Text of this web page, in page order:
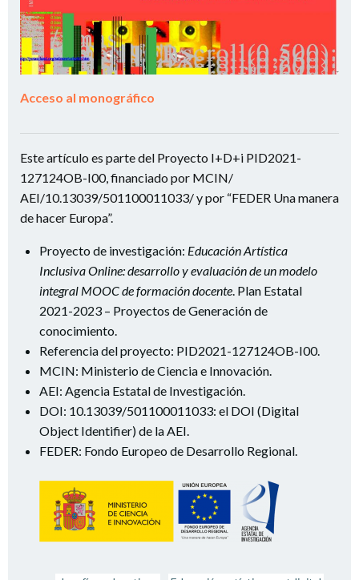
Acceso al monográfico
Este artículo es parte del Proyecto I+D+i PID2021-
127124OB-I00, financiado por MCIN/
AEI/10.13039/501100011033/ y por “FEDER Una manera
de hacer Europa”.
Proyecto de investigación: Educación Artística
Inclusiva Online: desarrollo y evaluación de un modelo
integral MOOC de formación docente. Plan Estatal
2021-2023 – Proyectos de Generación de
conocimiento.
Referencia del proyecto: PID2021-127124OB-I00.
MCIN: Ministerio de Ciencia e Innovación.
AEI: Agencia Estatal de Investigación.
DOI: 10.13039/501100011033: el DOI (Digital
Object Identifier) de la AEI.
FEDER: Fondo Europeo de Desarrollo Regional.